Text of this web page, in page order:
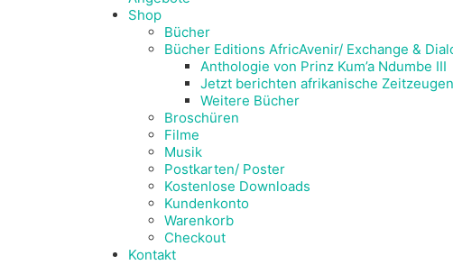
Shop
Bücher
Bücher Editions AfricAvenir/ Exchange &
Anthologie von Prinz Kum’a Ndumbe III
Jetzt berichten afrikanische Zeitzeugen
Weitere Bücher
Broschüren
Filme
Musik
Postkarten/ Poster
Kostenlose Downloads
Kundenkonto
Warenkorb
Checkout
Kontakt